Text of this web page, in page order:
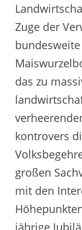
Zuge der
das zu
kontrovers
großen
mit den
jährige